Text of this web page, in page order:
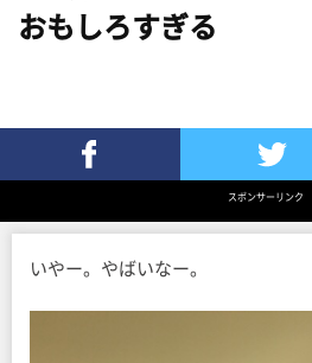
おもしろすぎる
Twitterでツイート
スポンサーリンク
いやー。やばいなー。